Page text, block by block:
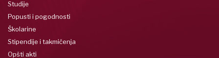
Studije
Popusti i pogodnosti
Školarine
Stipendije i takmičenja
Opšti akti